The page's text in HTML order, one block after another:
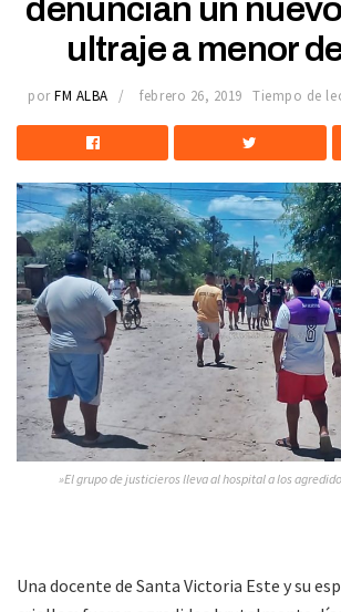
denuncian un
ultraje a menor
por FM ALBA febrero 26, 2019 Tiempo de
»El grupo de justicieros lleva al hospital a los
Una docente de Santa Victoria Este y su